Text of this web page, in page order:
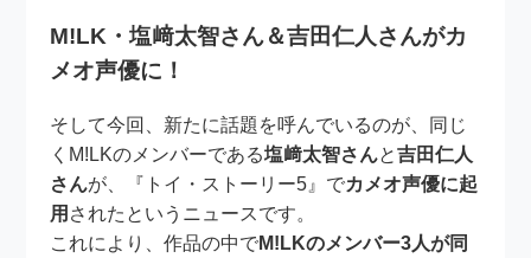
M!LK・塩﨑太智さん＆吉田仁人さんがカ
メオ声優に！
そして今回、新たに話題を呼んでいるのが、同じ
くM!LKのメンバーである塩﨑太智さんと吉田仁人
さんが、『トイ・ストーリー5』でカメオ声優に起
用 されたというニュースです。
これにより、作品の中でM!LKのメンバー3人が同